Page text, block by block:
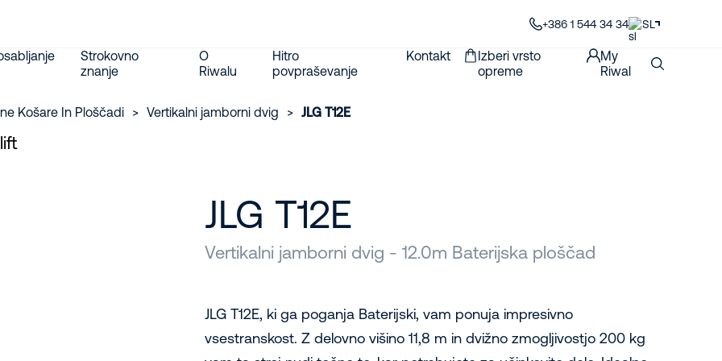
+386 1 544 34 34 SL
Strokovno
znanje
O
Riwalu
Hitro
povpraševanje
Kontakt
Izberi vrsto
opreme
My
Riwal
Košare In Ploščadi > Vertikalni jamborni dvig > JLG T12E
JLG T12E
Vertikalni jamborni dvig - 12.0m Baterijska ploščad
JLG T12E, ki ga poganja Baterijski, vam ponuja impresivno
vsestranskost. Z delovno višino 11,8 m in dvižno zmogljivostjo 200 kg